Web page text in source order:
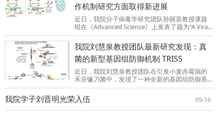
作机制研究方面取得新进展
近日，我院分子病毒学研究团队孙丽英教授课题
组在《Advanced Science》上发表了题为“A Viral
RNA Silencing Suppressor Modulates Reactive
Oxygen Species Levels ...
我院刘慧泉教授团队最新研究发现：真
菌的新型基因组防御机制 TRISS
近日，我院刘慧泉教授团队在引发小麦赤霉病的
禾谷镰刀菌中，发现了一种全新的基因组防御系
统：“串联重复诱导的有性沉默（TRISS）”，相关
研究成果在线发表在Science Advances上。我院
博士研究生侯孟德为该论文第一作者，刘慧泉教
授与王秦虎...
我院学子刘晋明光荣入伍 09-16